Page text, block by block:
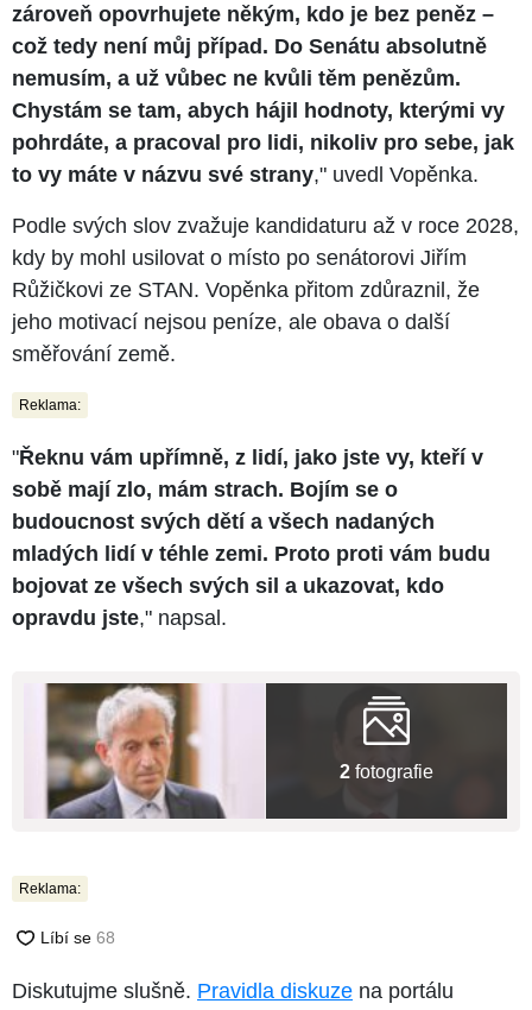
zároveň opovrhujete někým, kdo je bez peněz –
což tedy není můj případ. Do Senátu absolutně
nemusím, a už vůbec ne kvůli těm penězům.
Chystám se tam, abych hájil hodnoty, kterými vy
pohrdáte, a pracoval pro lidi, nikoliv pro sebe, jak
to vy máte v názvu své strany," uvedl Vopěnka.
Podle svých slov zvažuje kandidaturu až v roce 2028,
kdy by mohl usilovat o místo po senátorovi Jiřím
Růžičkovi ze STAN. Vopěnka přitom zdůraznil, že
jeho motivací nejsou peníze, ale obava o další
směřování země.
Reklama:
"Řeknu vám upřímně, z lidí, jako jste vy, kteří v
sobě mají zlo, mám strach. Bojím se o
budoucnost svých dětí a všech nadaných
mladých lidí v téhle zemi. Proto proti vám budu
bojovat ze všech svých sil a ukazovat, kdo
opravdu jste," napsal.
2 fotografie
Reklama:
Diskutujme slušně. Pravidla diskuze na portálu